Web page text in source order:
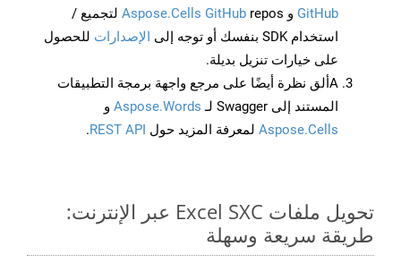
GitHub و Aspose.Cells GitHub repos لتجميع /
استخدام SDK بنفسك أو توجه إلى
الإصدارات للحصول
على خيارات تنزيل بديلة.
Aألق نظرة أيضًا على مرجع واجهة برمجة التطبيقات
المستند إلى Swagger لـ
Aspose.Words و
Aspose.Cells لمعرفة المزيد حول REST API
.
تحويل ملفات Excel SXC عبر الإنترنت:
طريقة سريعة وسهلة